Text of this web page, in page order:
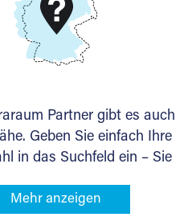
11A
Partner gibt es auch
Geben Sie einfach Ihre
in das Suchfeld ein – Sie
mit Lagermöglichkeiten in